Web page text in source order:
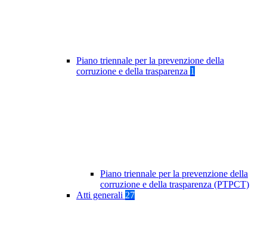
Piano triennale per la prevenzione della
corruzione e della trasparenza 1
Piano triennale per la prevenzione della
corruzione e della trasparenza (PTPCT)
Atti generali 27